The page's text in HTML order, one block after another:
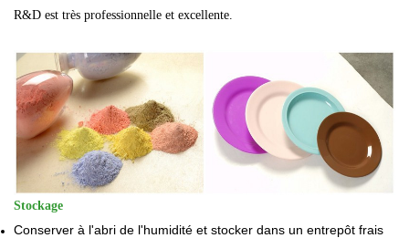
R&D est très professionnelle et excellente.
Stockage
Conserver à l'abri de l'humidité et stocker dans un entrepôt frais